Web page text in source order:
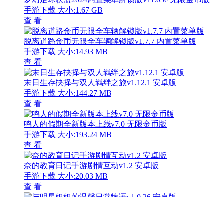
手游下载 大小:1.67 GB
查 看
脱离道路金币无限全车辆解锁版v1.7.7 内置菜单版
手游下载 大小:14.93 MB
查 看
末日生存抉择与双人羁绊之旅v1.12.1 安卓版
手游下载 大小:144.27 MB
查 看
鸣人的假期全新版本上线v7.0 无限金币版
手游下载 大小:193.24 MB
查 看
奈的教育日记手游剧情互动v1.2 安卓版
手游下载 大小:20.03 MB
查 看